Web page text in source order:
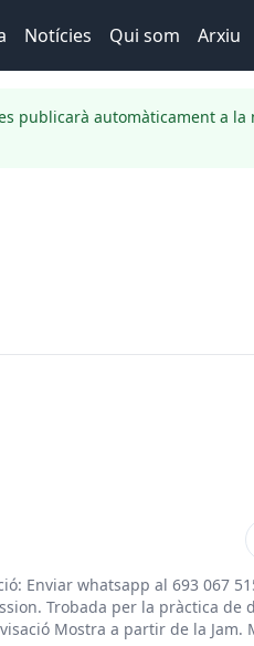
Notícies Qui som Arxiu
publicarà automàticament a la
Enviar whatsapp al 693 067
Trobada per la pràctica de
Mostra a partir de la Jam.